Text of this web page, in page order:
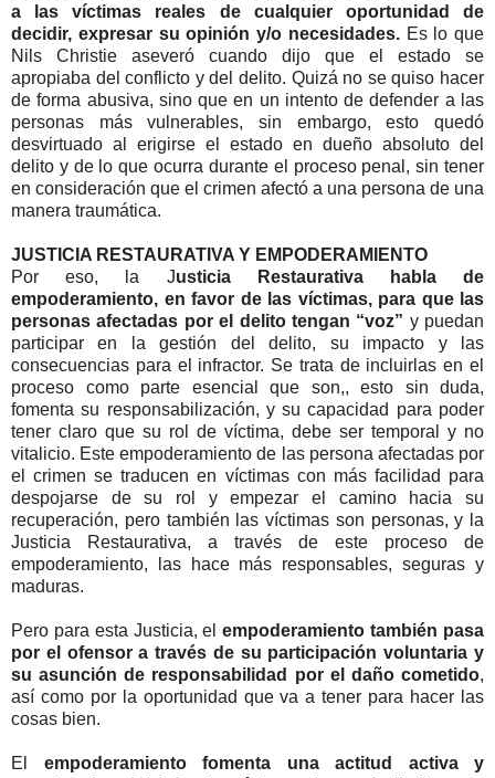
a las víctimas reales de cualquier oportunidad de
decidir, expresar su opinión y/o necesidades. Es lo que
Nils Christie aseveró cuando dijo que el estado se
apropiaba del conflicto y del delito. Quizá no se quiso hacer
de forma abusiva, sino que en un intento de defender a las
personas más vulnerables, sin embargo, esto quedó
desvirtuado al erigirse el estado en dueño absoluto del
delito y de lo que ocurra durante el proceso penal, sin tener
en consideración que el crimen afectó a una persona de una
manera traumática.
JUSTICIA RESTAURATIVA Y EMPODERAMIENTO
Por eso, la Justicia Restaurativa habla de
empoderamiento, en favor de las víctimas, para que las
personas afectadas por el delito tengan “voz” y puedan
participar en la gestión del delito, su impacto y las
consecuencias para el infractor. Se trata de incluirlas en el
proceso como parte esencial que son,, esto sin duda,
fomenta su responsabilización, y su capacidad para poder
tener claro que su rol de víctima, debe ser temporal y no
vitalicio. Este empoderamiento de las persona afectadas por
el crimen se traducen en víctimas con más facilidad para
despojarse de su rol y empezar el camino hacia su
recuperación, pero también las víctimas son personas, y la
Justicia Restaurativa, a través de este proceso de
empoderamiento, las hace más responsables, seguras y
maduras.
Pero para esta Justicia, elempoderamiento también pasa
por el ofensor a través de su participación voluntaria y
su asunción de responsabilidad por el daño cometido,
así como por la oportunidad que va a tener para hacer las
cosas bien.
El empoderamiento fomenta una actitud activa y